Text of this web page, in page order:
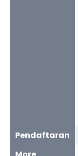
Pendaftaran